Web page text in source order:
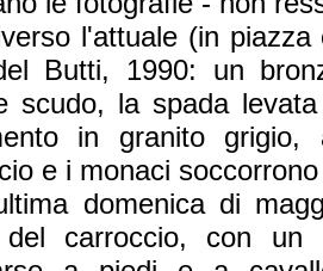
l'attuale (in
Butti, 1990: un
scudo, la spada
in granito
e i monaci
domenica di
del carroccio, con